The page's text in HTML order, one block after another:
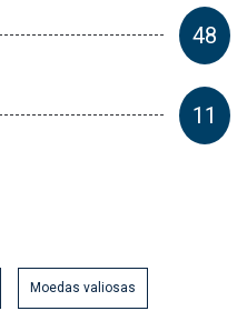
48
11
Moedas valiosas